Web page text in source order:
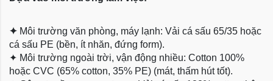
✦ Môi trường văn phòng, máy lạnh: Vải cá sấu 65/35 hoặc
cá sấu PE (bền, ít nhăn, đứng form).
✦ Môi trường ngoài trời, vận động nhiều: Cotton 100%
hoặc CVC (65% cotton, 35% PE) (mát, thấm hút tốt).